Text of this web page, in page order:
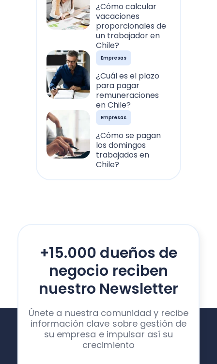
¿Cómo calcular
vacaciones
proporcionales de
un trabajador en
Chile?
Empresas
¿Cuál es el plazo
para pagar
remuneraciones
en Chile?
Empresas
¿Cómo se pagan
los domingos
trabajados en
Chile?
+15.000 dueños de
negocio reciben
nuestro Newsletter
Únete a nuestra comunidad y recibe
información clave sobre gestión de
su empresa e impulsar así su
crecimiento